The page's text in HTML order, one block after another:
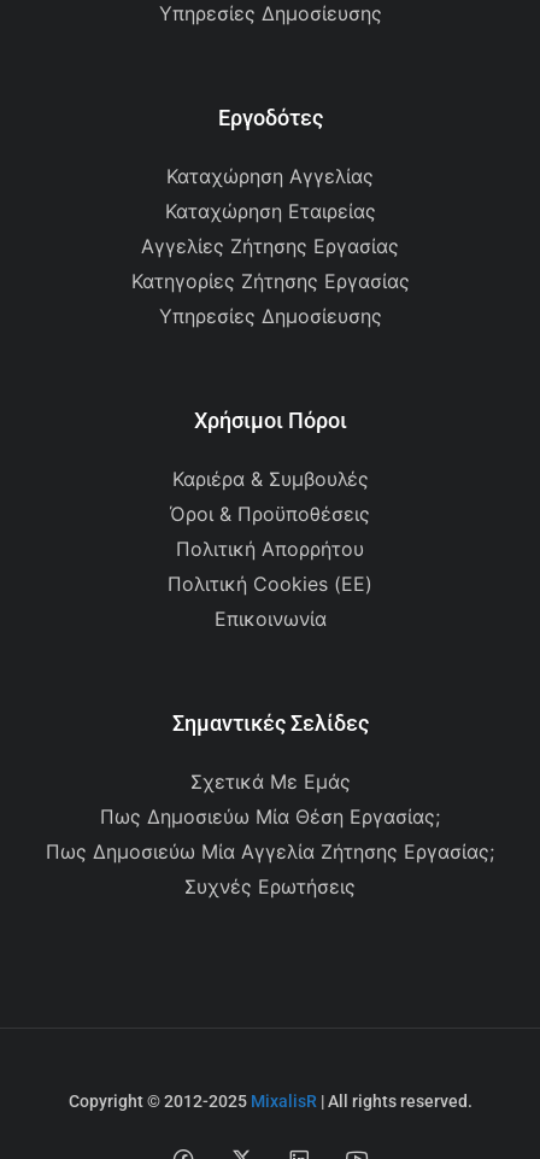
Υπηρεσίες Δημοσίευσης
Εργοδότες
Καταχώρηση Αγγελίας
Καταχώρηση Εταιρείας
Αγγελίες Ζήτησης Εργασίας
Κατηγορίες Ζήτησης Εργασίας
Υπηρεσίες Δημοσίευσης
Χρήσιμοι Πόροι
Καριέρα & Συμβουλές
Όροι & Προϋποθέσεις
Πολιτική Απορρήτου
Πολιτική Cookies (ΕΕ)
Επικοινωνία
Σημαντικές Σελίδες
Σχετικά Με Εμάς
Πως Δημοσιεύω Μία Θέση Εργασίας;
Πως Δημοσιεύω Μία Αγγελία Ζήτησης Εργασίας;
Συχνές Ερωτήσεις
Copyright © 2012-2025 MixalisR | All rights reserved.